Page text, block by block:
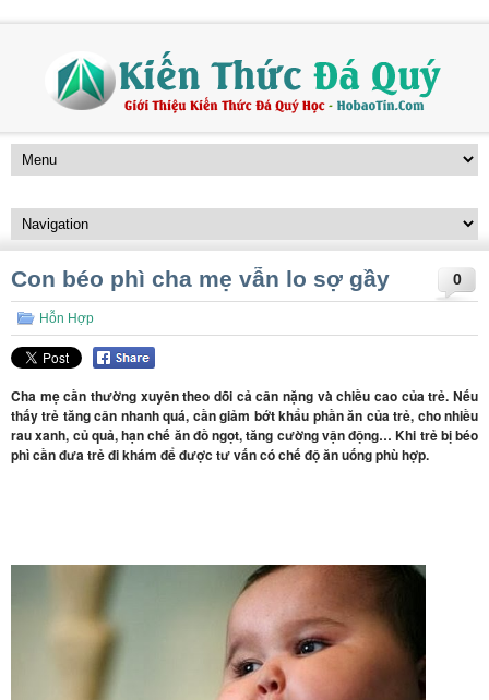
0
Con béo phì cha mẹ vẫn lo sợ gầy
Hỗn Hợp
Cha mẹ cần thường xuyên theo dõi cả cân nặng và chiều cao của trẻ. Nếu
thấy trẻ tăng cân nhanh quá, cần giảm bớt khẩu phần ăn của trẻ, cho nhiều
rau xanh, củ quả, hạn chế ăn đồ ngọt, tăng cường vận động… Khi trẻ bị béo
phì cần đưa trẻ đi khám để được tư vấn có chế độ ăn uống phù hợp.